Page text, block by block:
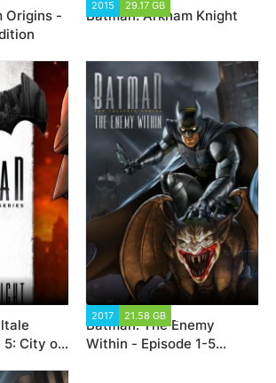
Origins -
2015 29.17 GB
Batman: Arkham Knight
5: City of
2017 21.58 GB
Batman: The Enemy
Within - Episode 1-5